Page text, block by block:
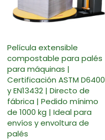
Película extensible
compostable para palés
para máquinas |
Certificación ASTM D6400
y EN13432 | Directo de
fábrica | Pedido mínimo
de 1000 kg | Ideal para
envíos y envoltura de
palés